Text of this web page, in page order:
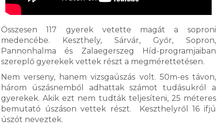
Összesen 117 gyerek vetette magát a soproni
medencébe. Keszthely, Sárvár, Győr, Sopron,
Pannonhalma és Zalaegerszeg Híd-programjaiban
szereplő gyerekek vettek részt a megmérettetésen.
Nem verseny, hanem vizsgaúszás volt. 50m-es távon,
három úszásnemből adhattak számot tudásukról a
gyerekek. Akik ezt nem tudták teljesíteni, 25 méteres
bemutató úszáson vettek részt. Keszthelyről 16 ifjú
úszót neveztek.